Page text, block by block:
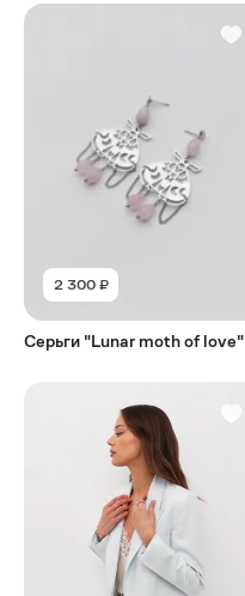
2 300 ₽
Серьги "Lunar moth of love"